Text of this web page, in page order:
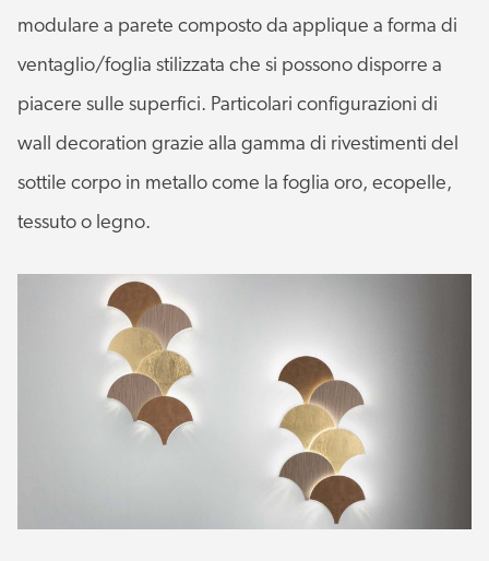
modulare a parete composto da applique a forma di
ventaglio/foglia stilizzata che si possono disporre a
piacere sulle superfici. Particolari configurazioni di
wall decoration grazie alla gamma di rivestimenti del
sottile corpo in metallo come la foglia oro, ecopelle,
tessuto o legno.